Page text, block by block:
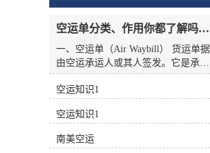
空运单分类、作用你都了解吗？空运单干货讲解
一、空运单（Air Waybill） 货运单据
由空运承运人或其人签发。它是承运
人收到货物的收据，也是托运人与承
运人之间的运输合同，但没有物权凭
二、航空货运单分类 1.按无承运人名
称分类 航空货运单有两种 (1)货运单
（Airline Air Waybill） 印有出票
空运知识1
空运知识1
南美空运